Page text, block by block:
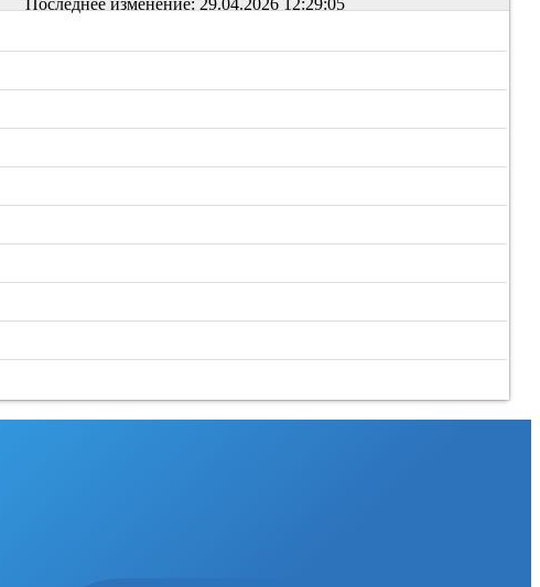
Последнее изменение: 29.04.2026 12:29:05